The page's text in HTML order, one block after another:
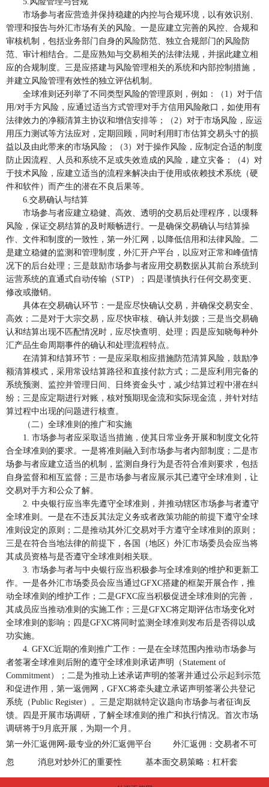
市场参与者应营造并保持稳建的内控与合规环境，以有效识别、
管理和报告与外汇市场有关的风险。一是应建立完善的风控、合规和
审核机制，包括业务部门自身的风险防范、独立合规部门的风险防
范、审计相结合。二是应熟知与交易相关的法律法规，并据此建立相
应的合规制度。三是应搭建与风险管理相关的系统和内部控制措施，
并建立风险管理有效性的独立评估机制。
全球准则还列举了不同类型风险的管理原则，例如：（1）对于信
用/对手方风险，应通过适当方式管理对手方信用风险敞口，如使用有
法律效力的净额清算主协议和增信安排等；（2）对于市场风险，应运
用压力测试等方法应对，定期回顾，同时利用盯市估算交易头寸的损
益以及由此带来的市场风险；（3）对于操作风险，应制定合适的制度
防止因流程、人员和系统不足或失效造成的风险，建立灾备；（4）对
于技术风险，应建立适当的流程来解决由于使用或依赖技术系统（硬
件和软件）而产生的潜在不良后果等。
6.交易确认与结算
市场参与者应建立稳健、高效、透明的交易后处理程序，以缓释
风险，保证交易结算的及时顺畅进行。一是确保交易确认与结算操
作、文件和制度的一致性，第一外汇网，以降低信用和法律风险。二
是建立稳健的监测和管理制度，外汇开户平台，以应对正常和峰值情
况下的后台处理；三是鼓励市场参与者应用交易数据从其前台系统到
运营系统的直通式自动传输（STP）；四是谨慎执行任何交易变更、
修改或撤销。
具体在交易确认环节：一是应尽快确认交易，并确保交易安全、
高效；二是对于大宗交易，应尽快审核、确认并划拨；三是当交易确
认和结算出现不匹配情况时，应尽快查明、处理；四是应知晓每种外
汇产品生命周期事件的确认和处理流程特点。
在清算和结算环节：一是应采取相应措施防范清算风险，鼓励净
额清算模式，采用常设结算路径和直接付款方式；二是应利用完备的
系统预测、监控并管理日间、日终资金头寸，减少结算过程中潜在纠
纷；三是应定期进行对账，核对预期现金流和实际现金流，并针对结
算过程中出现的问题进行核查。
（二）全球准则的推广和实施
1. 市场参与者应采取适当措施，使其日常业务开展和制度文化符
合全球准则的要求。一是将准则融入到市场参与者内部制度；二是市
场参与者应建立适当的机制，监测自身行为是否符合准则要求，包括
自身监督和相互监督；三是市场参与者应展示其已遵守全球准则，让
交易对手方和公众了解。
2. 中央银行应当率先遵守全球准则，并推动辖区市场参与者遵守
全球准则。一是在不违反其法定义务或者政策功能的前提下遵守全球
准则设定的原则；二是推动其外汇交易对手方遵守全球准则的原则；
三是在符合当地法律的前提下，各国（地区）外汇市场委员会应当将
其成员资格与是否遵守全球准则相关联。
3. 市场参与者与中央银行应当积极参与全球准则的维护和更新工
作。一是各外汇市场委员会应当通过GFXC搭建的框架开展合作，推
动全球准则的维护工作；二是GFXC应当积极促进全球准则的完善，
其成员应当推动准则的实施工作；三是GFXC将定期评估市场变化对
全球准则的影响；四是GFXC将同时监测全球准则发布后是否得以成
功实施。
4. GFXC近期的准则推广工作：一是在全球范围内推动市场参与
者签署全球准则后附的遵守全球准则承诺声明（Statement of
Commitment）；二是为推动上述承诺声明的签署并通过公示起到示范
和促进作用，第一返佣网，GFXC将牵头建立承诺声明签署公共登记
系统（Public Register）。三是定期就特定议题向市场参与者征询反
馈。四是开展市场调研，了解全球准则的推广和执行情况。首次市场
调研将于9月底开展，为期一个月。
第一外汇返佣网-最专业的外汇返佣平台
外汇返佣：交易者不可
忽
消息对炒外汇的重要性 基本面交易策略：杠杆套